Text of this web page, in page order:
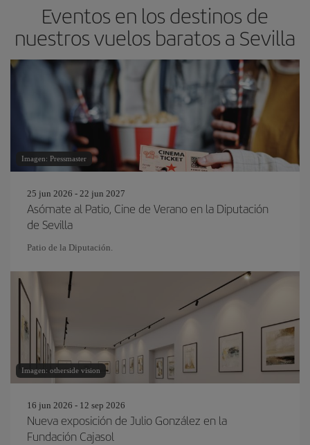
Eventos en los destinos de
nuestros vuelos baratos a Sevilla
Imagen: Pressmaster
25 jun 2026 - 22 jun 2027
Asómate al Patio, Cine de Verano en la Diputación
de Sevilla
Patio de la Diputación.
Imagen: otherside vision
16 jun 2026 - 12 sep 2026
Nueva exposición de Julio González en la
Fundación Cajasol